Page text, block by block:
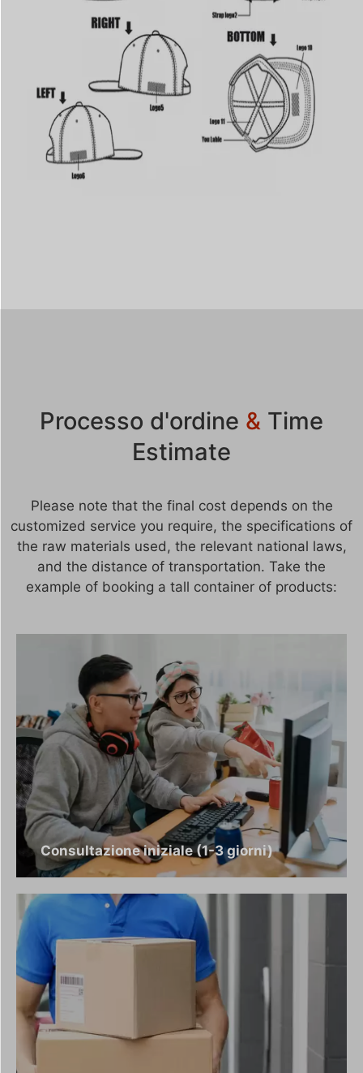
Processo d'ordine & Time
Estimate
Please note that the final cost depends on the
customized service you require, the specifications of
the raw materials used, the relevant national laws,
and the distance of transportation. Take the
example of booking a tall container of products:
Consultazione iniziale (1-3 giorni)